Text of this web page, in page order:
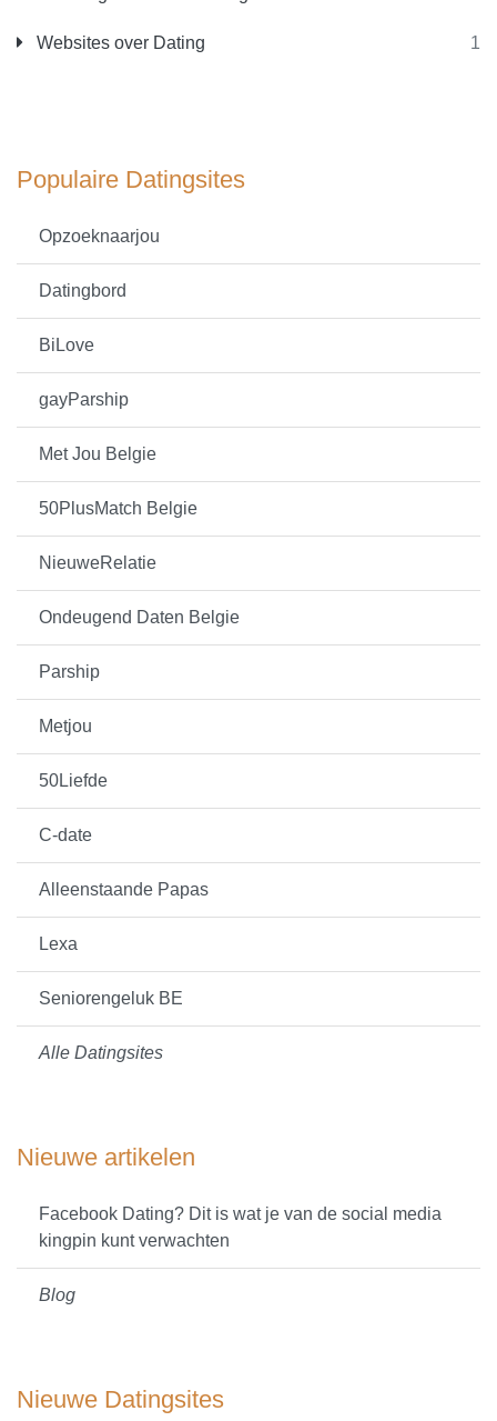
Websites over Dating 1
Populaire Datingsites
Opzoeknaarjou
Datingbord
BiLove
gayParship
Met Jou Belgie
50PlusMatch Belgie
NieuweRelatie
Ondeugend Daten Belgie
Parship
Metjou
50Liefde
C-date
Alleenstaande Papas
Lexa
Seniorengeluk BE
Alle Datingsites
Nieuwe artikelen
Facebook Dating? Dit is wat je van de social media
kingpin kunt verwachten
Blog
Nieuwe Datingsites